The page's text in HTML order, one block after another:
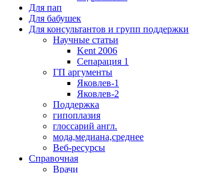
Для пап
Для бабушек
Для консультантов и групп поддержки
Научные статьи
Kent 2006
Сепарация 1
ГП аргументы
Яковлев-1
Яковлев-2
Поддержка
гипоплазия
глоссарий англ.
мода,медиана,среднее
Веб-ресурсы
Справочная
Врачи